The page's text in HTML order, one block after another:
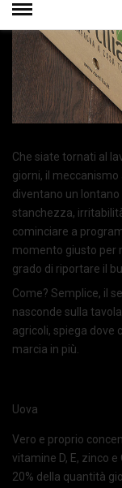
Che siate tornati al
giorni, il
diventano un
stanchezza,
cominciare a
momento giusto per
grado di riportare il
Come? Semplice, il
nasconde sulla
agricoli, spiega dove
marcia in più.
Uova
Vero e proprio
vitamine D, E, zinco
20% della quantità